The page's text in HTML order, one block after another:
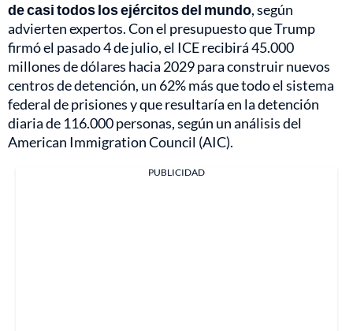
de casi todos los ejércitos del mundo, según
advierten expertos. Con el presupuesto que Trump
firmó el pasado 4 de julio, el ICE recibirá 45.000
millones de dólares hacia 2029 para construir nuevos
centros de detención, un 62% más que todo el sistema
federal de prisiones y que resultaría en la detención
diaria de 116.000 personas, según un análisis del
American Immigration Council (AIC).
PUBLICIDAD